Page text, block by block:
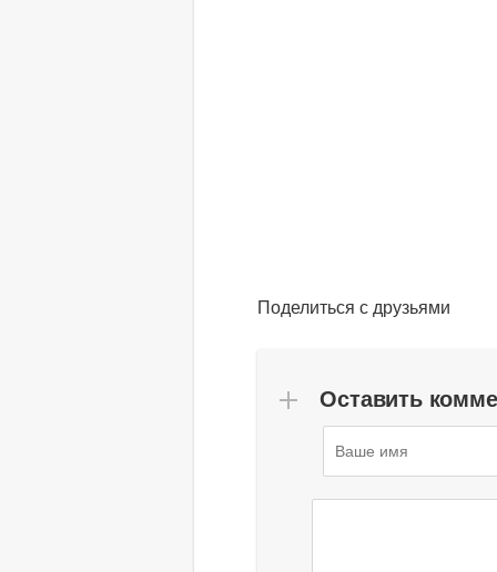
Поделиться с друзьями
Оставить